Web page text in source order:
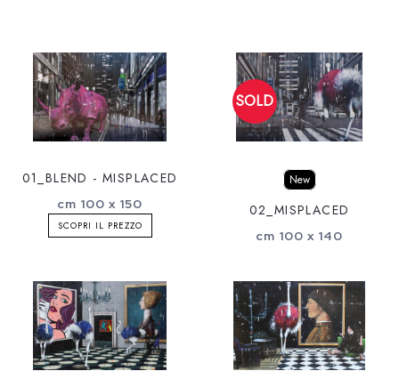
01_BLEND - MISPLACED
cm 100 x 150
SCOPRI IL PREZZO
New
02_MISPLACED
cm 100 x 140